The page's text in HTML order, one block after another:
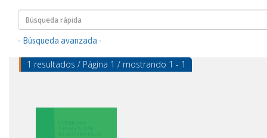
- Búsqueda avanzada -
1 resultados / Página 1 / mostrando 1 - 1